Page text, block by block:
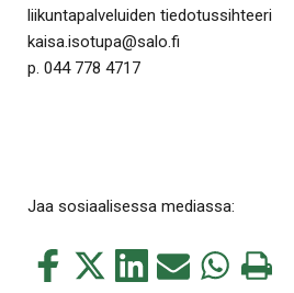
liikuntapalveluiden tiedotussihteeri
kaisa.isotupa@salo.fi
p. 044 778 4717
Jaa sosiaalisessa mediassa:
Jaa
Jaa
Jaa Jaa Jaa Tulosta